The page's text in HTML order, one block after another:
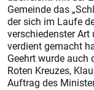
Gemeinde das
der sich im Laufe
verschiedenster
verdient gemacht
Geehrt wurde
Roten Kreuzes,
Auftrag des